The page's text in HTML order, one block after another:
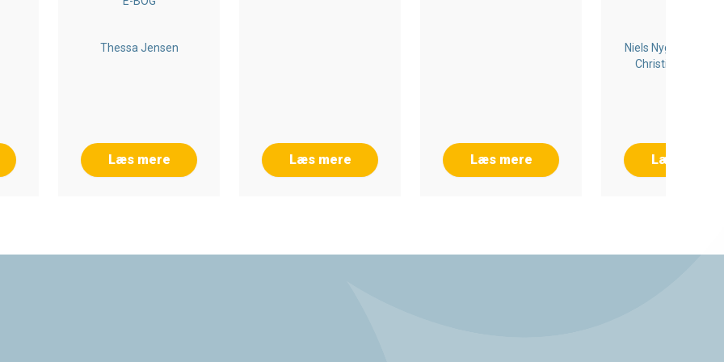
Thessa Jensen
Læs mere Læs mere Læs mere
Niels Nygaard
Christian
Læs mere